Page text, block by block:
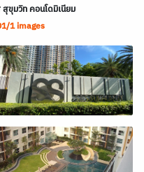
ขุมวิท คอนโดมิเนียม
1 images